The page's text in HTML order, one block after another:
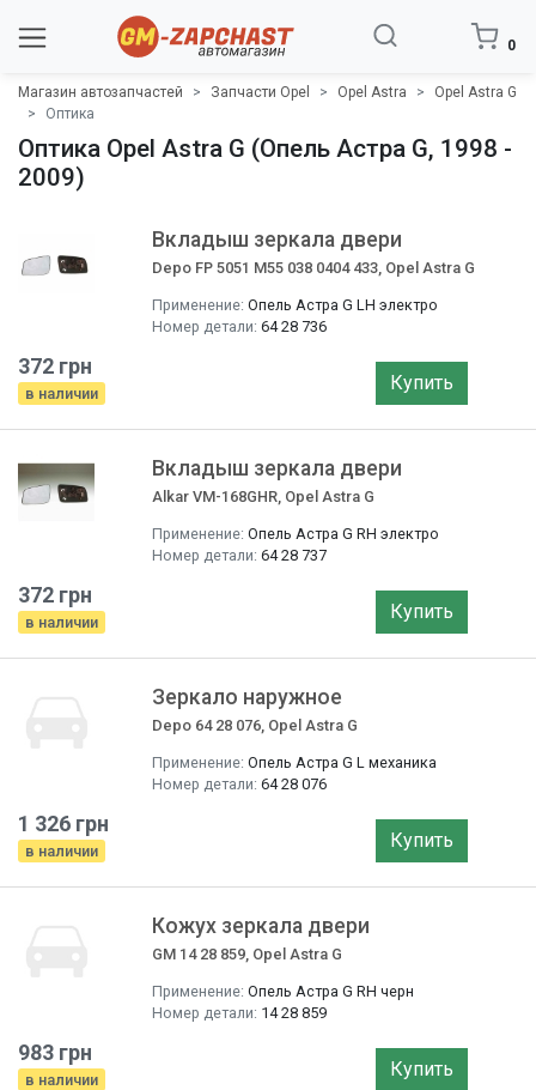
0
Магазин автозапчастей Запчасти Opel Opel Astra
Opel Astra G
Оптика
Оптика Opel Astra G (Опель Астра G, 1998 -
2009)
Вкладыш зеркала двери
Depo FP 5051 M55 038 0404 433, Opel Astra G
Применение: Опель Астра G LH электро
Номер детали: 64 28 736
372 грн
в наличии Купить
Вкладыш зеркала двери
Alkar VM-168GHR, Opel Astra G
Применение: Опель Астра G RH электро
Номер детали: 64 28 737
372 грн
в наличии Купить
Зеркало наружное
Depo 64 28 076, Opel Astra G
Применение: Опель Астра G L механика
Номер детали: 64 28 076
1 326 грн
в наличии Купить
Кожух зеркала двери
GM 14 28 859, Opel Astra G
Применение: Опель Астра G RH черн
Номер детали: 14 28 859
983 грн
в наличии Купить